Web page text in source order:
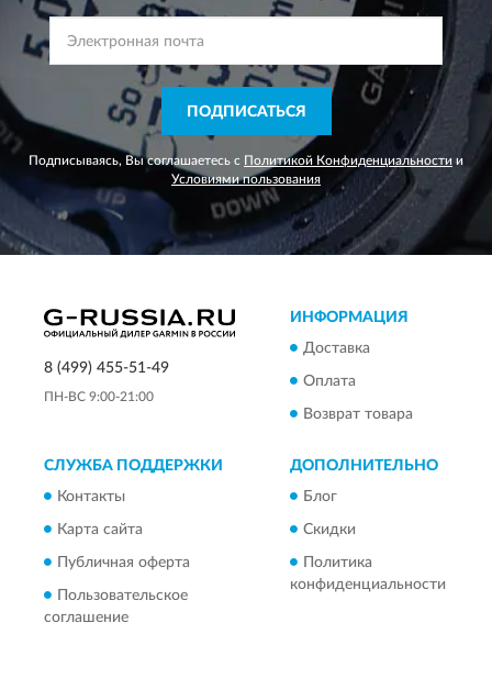
ПОДПИСАТЬСЯ
Подписываясь, Вы соглашаетесь с Политикой Конфиденциальности и
Условиями пользования
8 (499) 455-51-49
ПН-ВС 9:00-21:00
ИНФОРМАЦИЯ
Доставка
Оплата
Возврат товара
СЛУЖБА ПОДДЕРЖКИ
Контакты
Карта сайта
Публичная оферта
Пользовательское
соглашение
ДОПОЛНИТЕЛЬНО
Блог
Скидки
Политика
конфиденциальности